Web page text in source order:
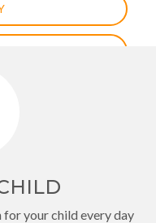
your child every day